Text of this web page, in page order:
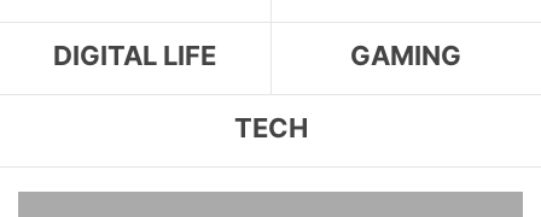
DIGITAL LIFE GAMING
TECH